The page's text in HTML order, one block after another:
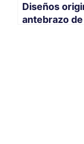
Diseños
antebrazo